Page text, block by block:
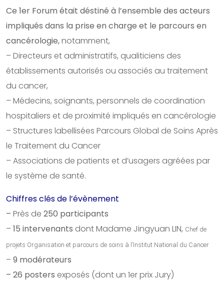
Ce 1er Forum était déstiné à l’ensemble des acteurs
impliqués dans la prise en charge et le parcours en
cancérologie,notamment,
– Directeurs et administratifs, qualiticiens des
établissements autorisés ou associés au traitement
du cancer,
– Médecins, soignants, personnels de coordination
hospitaliers et de proximité impliqués en cancérologie
– Structures labellisées Parcours Global de Soins Après
le Traitement du Cancer
– Associations de patients et d’usagers agréées par
le système de santé.
Chiffres clés de l’évènement
– Près de 250 participants
–15 intervenants dont Madame Jingyuan LIN, Chef de
projets Organisation et parcours de soins à l’Institut National du Cancer
–9 modérateurs
– 26 posters exposés (dont un 1er prix Jury)